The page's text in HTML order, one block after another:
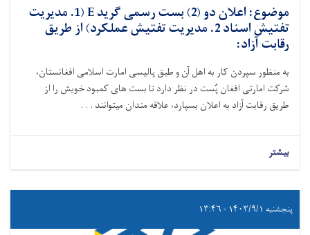
موضوع: اعلان دو (2) بست رسمی گرید E (1. مدیریت
تفتیش اسناد 2. مدیریت تفتیش عملکرد) از طریق
رقابت آزاد:
به منظور سپردن کار به اهل آن و طبق پالیسی امارت اسلامی افغانستان،
شرکت امارتی افغان پُست در نظر دارد تا بست‌ های کمبود خویش را از
طریق رقابت آزاد به اعلان بسپارد، علاقه ‌مندان میتوانند . . .
بیشتر
پنجشنبه ۱۴۰۳/۹/۱ - ۱۳:۴۶